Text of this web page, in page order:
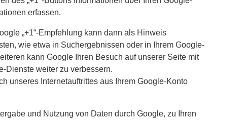
erfassen.
„+1“-Empfehlung kann dann als Hinweis
wie etwa in Suchergebnissen oder in Ihrem Google-
kann Google Ihren Besuch auf unserer Seite mit
Dienste weiter zu verbessern.
unseres Internetauftrittes aus Ihrem Google-Konto
und Nutzung von Daten durch Google, zu Ihren